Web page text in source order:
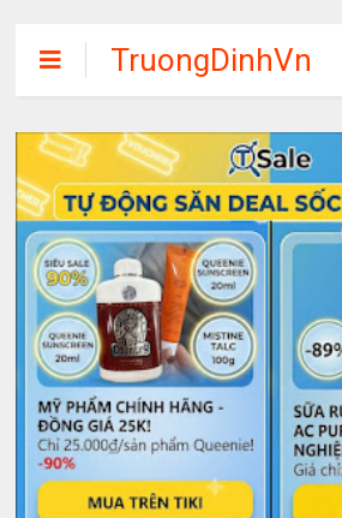
TruongDinhVn
Chia sẽ ebook,
các khóa học,
phần mềm học
tập miễn phí